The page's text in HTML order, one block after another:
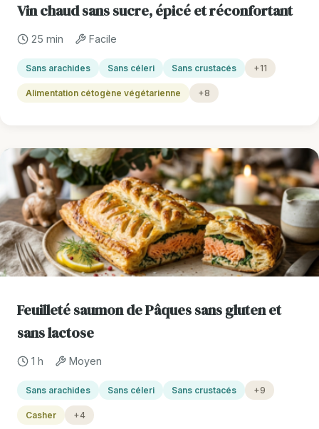
Vin chaud sans sucre, épicé et réconfortant
25 min Facile
Sans arachides Sans céleri Sans crustacés +11
Alimentation cétogène végétarienne +8
Feuilleté saumon de Pâques sans gluten et
sans lactose
1 h Moyen
Sans arachides Sans céleri Sans crustacés +9
Casher +4